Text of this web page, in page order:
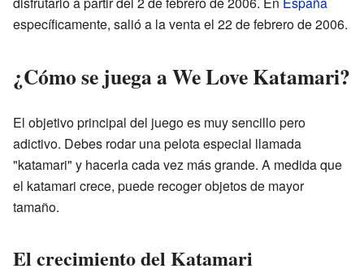
específicamente, salió a la venta el 22 de febrero de 2006.
¿Cómo se juega a We Love Katamari?
El objetivo principal del juego es muy sencillo pero
adictivo. Debes rodar una pelota especial llamada
"katamari" y hacerla cada vez más grande. A medida que
el katamari crece, puede recoger objetos de mayor
tamaño.
El crecimiento del Katamari